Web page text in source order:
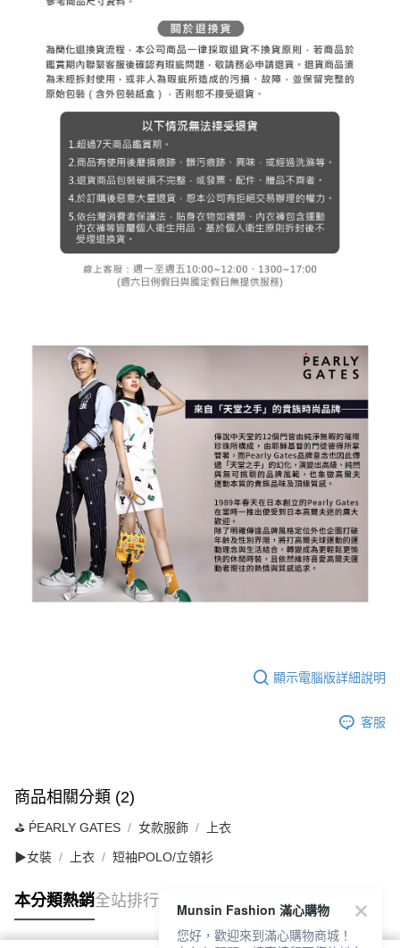
顯示電腦版詳細說明
客服
商品相關分類 (2)
⛳️ ṔEARLY GATES 女款服飾 上衣
▶女裝 上衣 短袖POLO/立領衫
本分類熱銷全站排行
Munsin Fashion 滿心購物
您好，歡迎來到滿心購物商城！